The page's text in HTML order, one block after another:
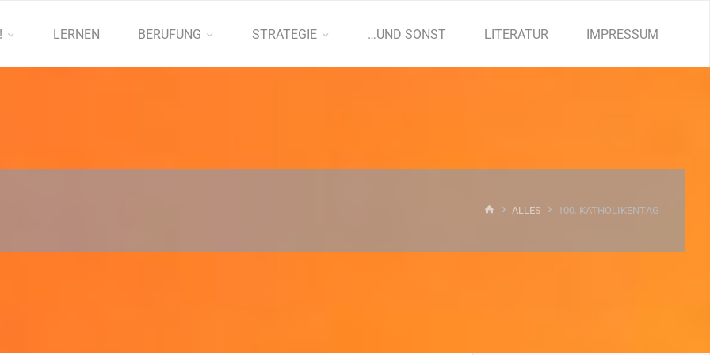
LERNEN BERUFUNG STRATEGIE …UND SONST LITERATUR IMPRESSUM
STARTALLES 100. KATHOLIKENTAG